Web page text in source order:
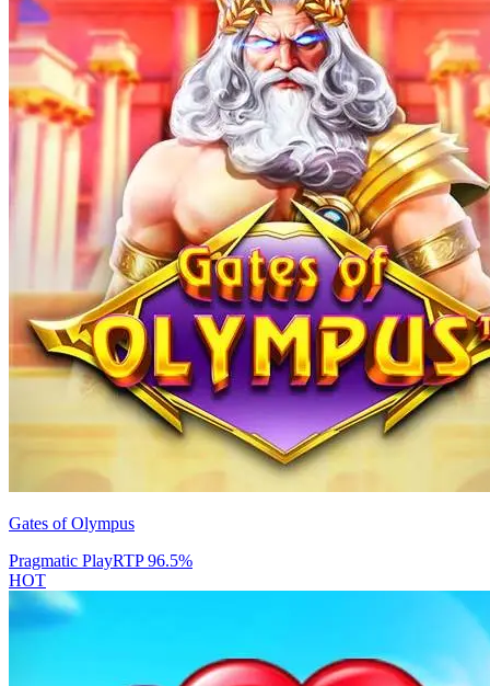
Gates of Olympus
Pragmatic PlayRTP96.5%
HOT